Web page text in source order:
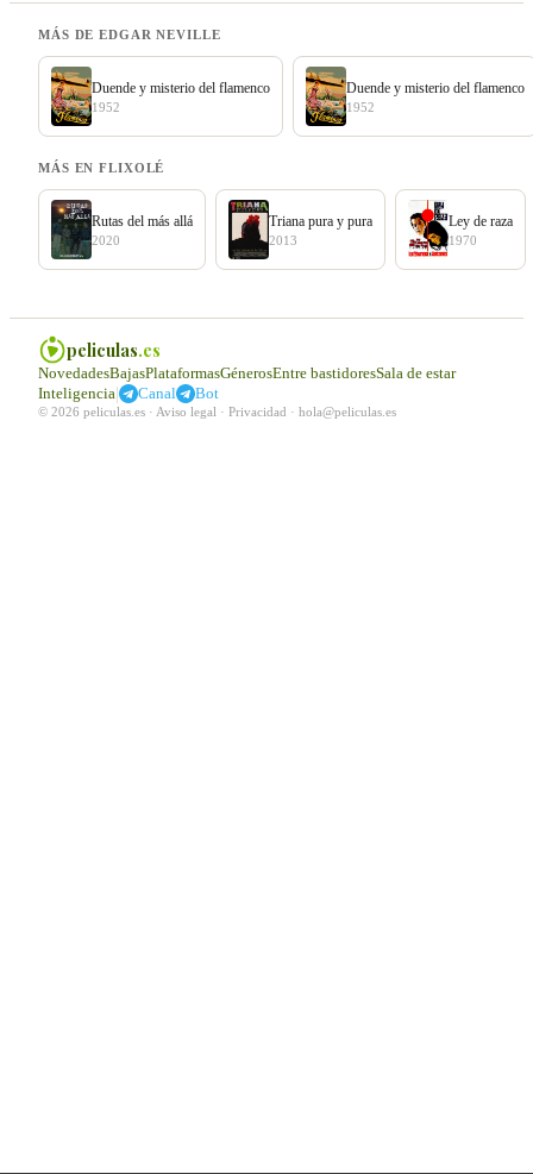
MÁS DE EDGAR NEVILLE
Duende y misterio del flamenco
1952
Duende y misterio del flamenco
1952
MÁS EN FLIXOLÉ
Rutas del más allá
2020
Triana pura y pura
2013
Ley de raza
1970
peliculas.es
NovedadesBajasPlataformasGénerosEntre bastidoresSala de estar
Inteligencia| Canal Bot
© 2026 peliculas.es · Aviso legal · Privacidad · hola@peliculas.es